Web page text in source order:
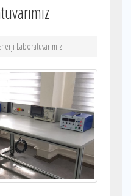
Laboratuvarımız